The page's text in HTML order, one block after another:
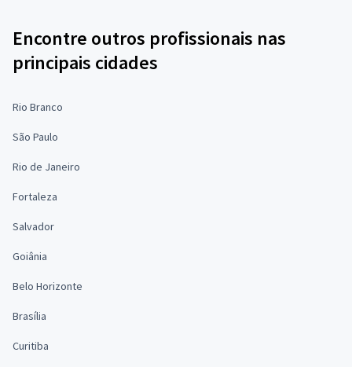
Encontre outros profissionais nas
principais cidades
Rio Branco
São Paulo
Rio de Janeiro
Fortaleza
Salvador
Goiânia
Belo Horizonte
Brasília
Curitiba